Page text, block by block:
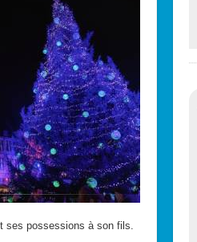
ses possessions à son fils.